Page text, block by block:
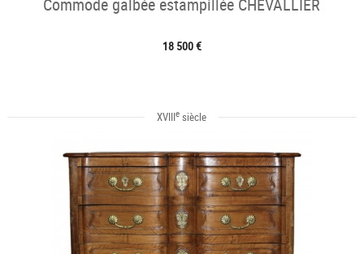
18 500 €
XVIIIe siècle